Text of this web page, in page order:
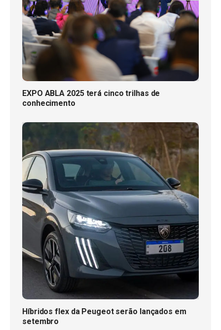
EXPO ABLA 2025 terá cinco trilhas de
conhecimento
Híbridos flex da Peugeot serão lançados em
setembro